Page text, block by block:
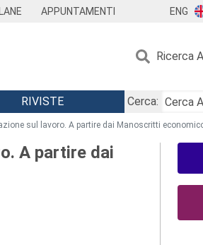
APPUNTAMENTI ENG
Ricerca
RIVISTE
Cerca:
sul lavoro. A partire dai Manoscritti
A partire dai